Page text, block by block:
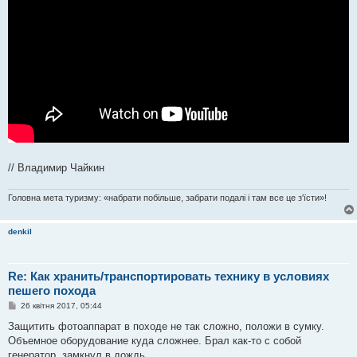
// Владимир Чайкин
Головна мета туризму: «набрати побільше, забрати подалі і там все це з'їсти»!
denkil
Re: Как хранить/транспортировать технику в условиях
пешего похода
П
в
д
о
26 квітня 2017, 05:44
Защитить фотоаппарат в походе не так сложно, положи в сумку.
Объемное оборудование куда сложнее. Брал как-то с собой